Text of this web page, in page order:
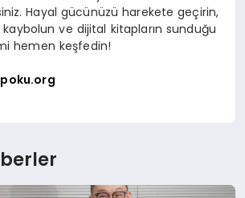
Hayal gücünüzü harekete geçirin,
kaybolun ve dijital kitapların sunduğu
hemen keşfedin!